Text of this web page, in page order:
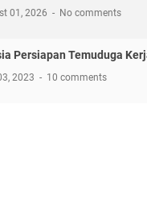
01, 2026 No comments
Persiapan Temuduga
2023 10 comments